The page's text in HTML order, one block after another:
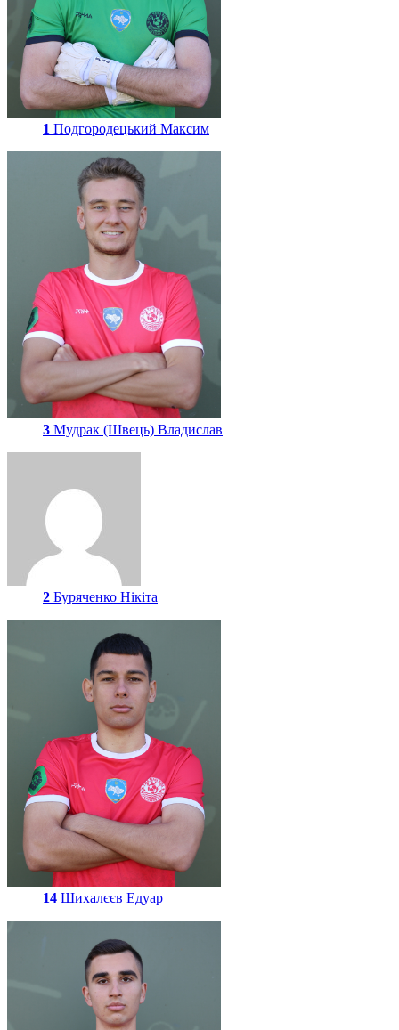
1 Подгородецький Максим
3 Мудрак (Швець) Владислав
2 Буряченко Нікіта
14 Шихалєєв Едуар